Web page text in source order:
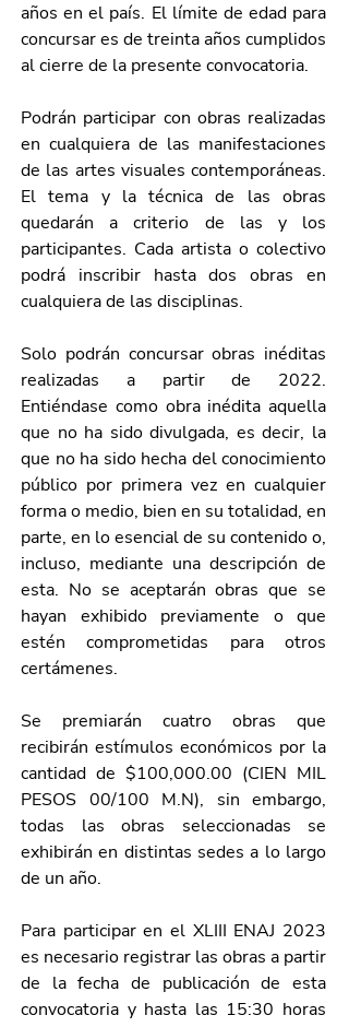
años en el país. El límite de edad para
concursar es de treinta años cumplidos
al cierre de la presente convocatoria.
Podrán participar con obras realizadas
en cualquiera de las manifestaciones
de las artes visuales contemporáneas.
El tema y la técnica de las obras
quedarán a criterio de las y los
participantes. Cada artista o colectivo
podrá inscribir hasta dos obras en
cualquiera de las disciplinas.
Solo podrán concursar obras inéditas
realizadas a partir de 2022.
Entiéndase como obra inédita aquella
que no ha sido divulgada, es decir, la
que no ha sido hecha del conocimiento
público por primera vez en cualquier
forma o medio, bien en su totalidad, en
parte, en lo esencial de su contenido o,
incluso, mediante una descripción de
esta. No se aceptarán obras que se
hayan exhibido previamente o que
estén comprometidas para otros
certámenes.
Se premiarán cuatro obras que
recibirán estímulos económicos por la
cantidad de $100,000.00 (CIEN MIL
PESOS 00/100 M.N), sin embargo,
todas las obras seleccionadas se
exhibirán en distintas sedes a lo largo
de un año.
Para participar en el XLIII ENAJ 2023
es necesario registrar las obras a partir
de la fecha de publicación de esta
convocatoria y hasta las 15:30 horas